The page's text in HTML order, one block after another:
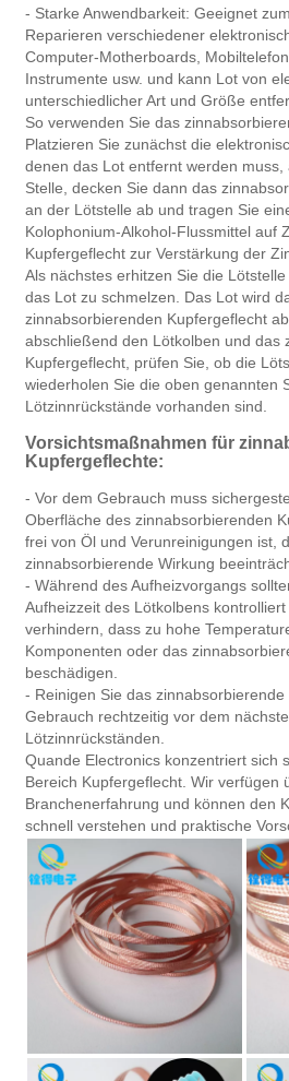
- Starke Anwendbarkeit: Geeignet
Reparieren verschiedener
Computer-Motherboards,
Instrumente usw. und kann Lot von
unterschiedlicher Art und Größe
So verwenden Sie das
Platzieren Sie zunächst die
denen das Lot entfernt werden
Stelle, decken Sie dann das
an der Lötstelle ab und tragen Sie
Kolophonium-Alkohol-Flussmittel auf
Kupfergeflecht zur Verstärkung der
Als nächstes erhitzen Sie die
das Lot zu schmelzen. Das Lot wird
zinnabsorbierenden Kupfergeflecht
abschließend den Lötkolben und das
Kupfergeflecht, prüfen Sie, ob die
wiederholen Sie die oben genannten
Lötzinnrückstände vorhanden sind.
Vorsichtsmaßnahmen für
Kupfergeflechte:
- Vor dem Gebrauch muss
Oberfläche des zinnabsorbierenden
frei von Öl und Verunreinigungen ist,
zinnabsorbierende Wirkung
- Während des Aufheizvorgangs
Aufheizzeit des Lötkolbens
verhindern, dass zu hohe
Komponenten oder das
beschädigen.
- Reinigen Sie das
Gebrauch rechtzeitig vor dem
Lötzinnrückständen.
Quande Electronics konzentriert sich
Bereich Kupfergeflecht. Wir verfügen
Branchenerfahrung und können den
schnell verstehen und praktische